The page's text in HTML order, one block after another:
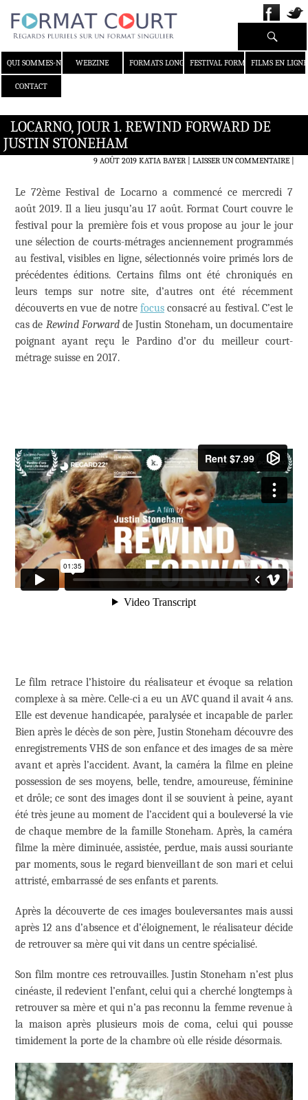
QUI SOMMES-NOUS ?WEBZINE FORMATS LONGS FESTIVAL FORMAT COURT
FILMS EN LIGNE
CONTACT
Recherche
LOCARNO, JOUR 1. REWIND FORWARD DE
JUSTIN STONEHAM
9 AOÛT 2019 KATIA BAYER LAISSER UN COMMENTAIRE|
Le 72ème Festival de Locarno a commencé ce mercredi 7
août 2019. Il a lieu jusqu’au 17 août. Format Court couvre le
festival pour la première fois et vous propose au jour le jour
une sélection de courts-métrages anciennement programmés
au festival, visibles en ligne, sélectionnés voire primés lors de
précédentes éditions. Certains films ont été chroniqués en
leurs temps sur notre site, d’autres ont été récemment
découverts en vue de notre focus consacré au festival. C’est le
cas de Rewind Forwardde Justin Stoneham, un documentaire
poignant ayant reçu le Pardino d’or du meilleur court-
métrage suisse en 2017.
Le film retrace l’histoire du réalisateur et évoque sa relation
complexe à sa mère. Celle-ci a eu un AVC quand il avait 4 ans.
Elle est devenue handicapée, paralysée et incapable de parler.
Bien après le décès de son père, Justin Stoneham découvre des
enregistrements VHS de son enfance et des images de sa mère
avant et après l’accident. Avant, la caméra la filme en pleine
possession de ses moyens, belle, tendre, amoureuse, féminine
et drôle; ce sont des images dont il se souvient à peine, ayant
été très jeune au moment de l’accident qui a bouleversé la vie
de chaque membre de la famille Stoneham. Après, la caméra
filme la mère diminuée, assistée, perdue, mais aussi souriante
par moments, sous le regard bienveillant de son mari et celui
attristé, embarrassé de ses enfants et parents.
Après la découverte de ces images bouleversantes mais aussi
après 12 ans d’absence et d’éloignement, le réalisateur décide
de retrouver sa mère qui vit dans un centre spécialisé.
Son film montre ces retrouvailles. Justin Stoneham n’est plus
cinéaste, il redevient l’enfant, celui qui a cherché longtemps à
retrouver sa mère et qui n’a pas reconnu la femme revenue à
la maison après plusieurs mois de coma, celui qui pousse
timidement la porte de la chambre où elle réside désormais.